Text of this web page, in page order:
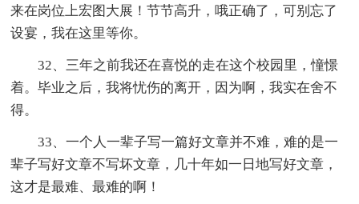
来在岗位上宏图大展！节节高升，哦正确了，可别忘了
设宴，我在这里等你。
32、三年之前我还在喜悦的走在这个校园里，憧憬
着。毕业之后，我将忧伤的离开，因为啊，我实在舍不
得。
33、一个人一辈子写一篇好文章并不难，难的是一
辈子写好文章不写坏文章，几十年如一日地写好文章，
这才是最难、最难的啊！